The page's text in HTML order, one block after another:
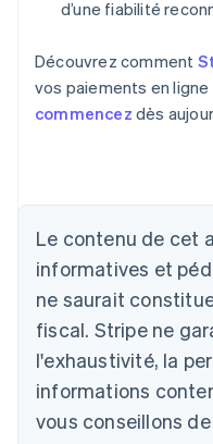
d’une fiabilité
Découvrez comment
vos paiements en
commencez dès
Le contenu de cet
informatives et
ne saurait
fiscal. Stripe ne
l'exhaustivité, la
informations
vous conseillons
DeutschEnglish
Australie
English
Autriche
DeutschEnglish
NederlandsFrançais
Brésil
Português
Bulgarie
English